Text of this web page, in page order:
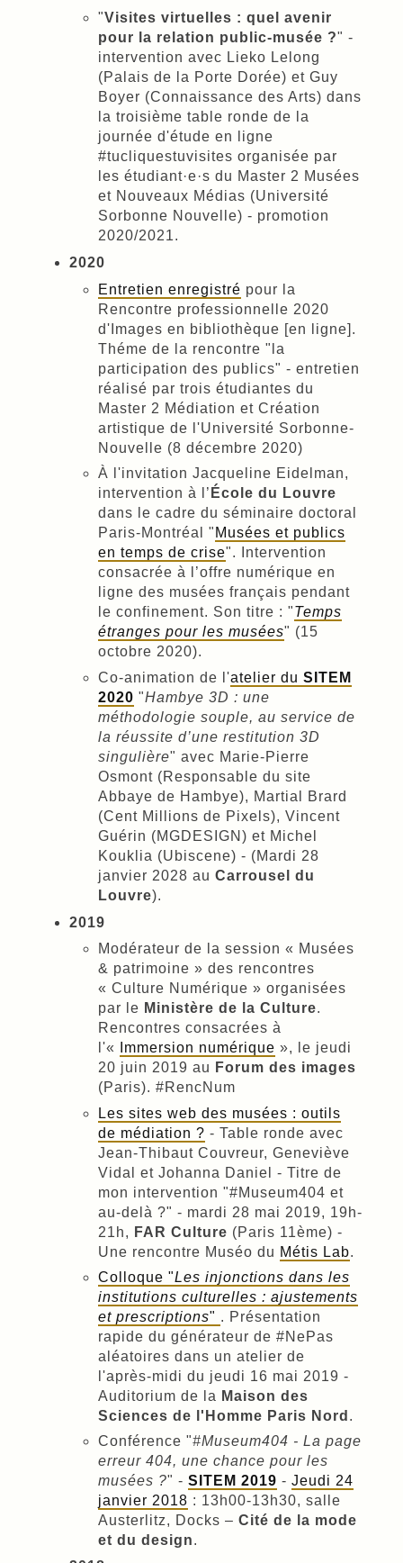
"Visites virtuelles : quel avenir
pour la relation public-musée ?" -
intervention avec Lieko Lelong
(Palais de la Porte Dorée) et Guy
Boyer (Connaissance des Arts) dans
la troisième table ronde de la
journée d'étude en ligne
#tucliquestuvisites organisée par
les étudiant·e·s du Master 2 Musées
et Nouveaux Médias (Université
Sorbonne Nouvelle) - promotion
2020/2021.
2020
Entretien enregistré pour la
Rencontre professionnelle 2020
d'Images en bibliothèque [en ligne].
Théme de la rencontre "la
participation des publics" - entretien
réalisé par trois étudiantes du
Master 2 Médiation et Création
artistique de l'Université Sorbonne-
Nouvelle (8 décembre 2020)
À l'invitation Jacqueline Eidelman,
intervention à l’ École du Louvre
dans le cadre du séminaire doctoral
Paris-Montréal " Musées et publics
en temps de crise". Intervention
consacrée à l’offre numérique en
ligne des musées français pendant
le confinement. Son titre : "Temps
étranges pour les musées" (15
octobre 2020).
Co-animation de l'atelier du SITEM
2020 "Hambye 3D : une
méthodologie souple, au service de
la réussite d’une restitution 3D
singulière" avec Marie-Pierre
Osmont (Responsable du site
Abbaye de Hambye), Martial Brard
(Cent Millions de Pixels), Vincent
Guérin (MGDESIGN) et Michel
Kouklia (Ubiscene) - (Mardi 28
janvier 2028 au Carrousel du
Louvre).
2019
Modérateur de la session « Musées
& patrimoine » des rencontres
« Culture Numérique » organisées
par le Ministère de la Culture.
Rencontres consacrées à
l'«
Immersion numérique », le jeudi
20 juin 2019 au Forum des images
(Paris). #RencNum
Les sites web des musées : outils
de médiation ? - Table ronde avec
Jean-Thibaut Couvreur, Geneviève
Vidal et Johanna Daniel - Titre de
mon intervention "#Museum404 et
au-delà ?" - mardi 28 mai 2019, 19h-
21h, FAR Culture (Paris 11ème) -
Une rencontre Muséo du Métis Lab.
Colloque "Les injonctions dans les
institutions culturelles : ajustements
et prescriptions" . Présentation
rapide du générateur de #NePas
aléatoires dans un atelier de
l'après-midi du jeudi 16 mai 2019 -
Auditorium de la Maison des
Sciences de l'Homme Paris Nord .
Conférence "#Museum404 - La page
erreur 404, une chance pour les
musées ?" - SITEM 2019 - Jeudi 24
janvier 2018 : 13h00-13h30, salle
Austerlitz, Docks – Cité de la mode
et du design.